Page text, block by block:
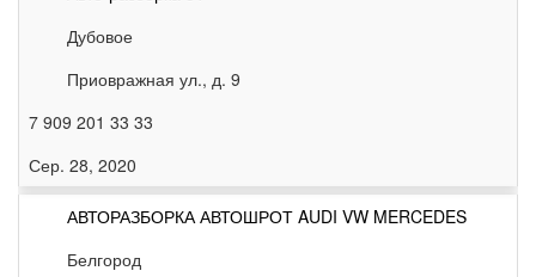
Дубовое
Приовражная ул., д. 9
7 909 201 33 33
Сер. 28, 2020
АВТОРАЗБОРКА АВТОШРОТ AUDI VW MERCEDES
Белгород